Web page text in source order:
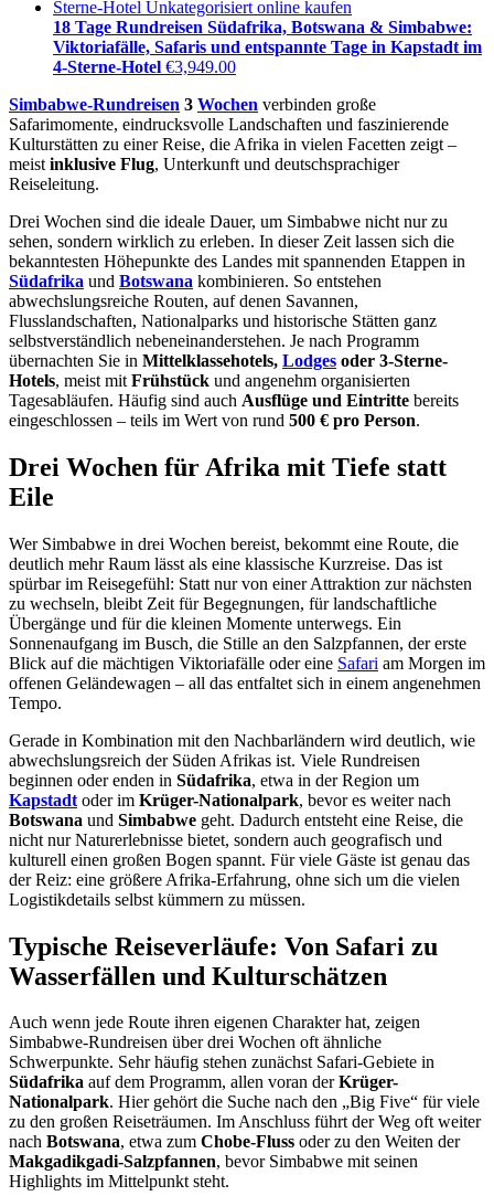
18 Tage Rundreisen Südafrika, Botswana & Simbabwe:
Viktoriafälle, Safaris und entspannte Tage in Kapstadt im
4-Sterne-Hotel €3,949.00
Simbabwe-Rundreisen 3 Wochen verbinden große
Safarimomente, eindrucksvolle Landschaften und faszinierende
Kulturstätten zu einer Reise, die Afrika in vielen Facetten zeigt –
meist inklusive Flug, Unterkunft und deutschsprachiger
Reiseleitung.
Drei Wochen sind die ideale Dauer, um Simbabwe nicht nur zu
sehen, sondern wirklich zu erleben. In dieser Zeit lassen sich die
bekanntesten Höhepunkte des Landes mit spannenden Etappen in
Südafrika und Botswana kombinieren. So entstehen
abwechslungsreiche Routen, auf denen Savannen,
Flusslandschaften, Nationalparks und historische Stätten ganz
selbstverständlich nebeneinanderstehen. Je nach Programm
übernachten Sie in Mittelklassehotels, Lodges oder 3-Sterne-
Hotels, meist mit Frühstück und angenehm organisierten
Tagesabläufen. Häufig sind auch Ausflüge und Eintritte bereits
eingeschlossen – teils im Wert von rund 500 € pro Person.
Drei Wochen für Afrika mit Tiefe statt
Eile
Wer Simbabwe in drei Wochen bereist, bekommt eine Route, die
deutlich mehr Raum lässt als eine klassische Kurzreise. Das ist
spürbar im Reisegefühl: Statt nur von einer Attraktion zur nächsten
zu wechseln, bleibt Zeit für Begegnungen, für landschaftliche
Übergänge und für die kleinen Momente unterwegs. Ein
Sonnenaufgang im Busch, die Stille an den Salzpfannen, der erste
Blick auf die mächtigen Viktoriafälle oder eine Safari am Morgen im
offenen Geländewagen – all das entfaltet sich in einem angenehmen
Tempo.
Gerade in Kombination mit den Nachbarländern wird deutlich, wie
abwechslungsreich der Süden Afrikas ist. Viele Rundreisen
beginnen oder enden in Südafrika, etwa in der Region um
Kapstadt oder im Krüger-Nationalpark, bevor es weiter nach
Botswana und Simbabwe geht. Dadurch entsteht eine Reise, die
nicht nur Naturerlebnisse bietet, sondern auch geografisch und
kulturell einen großen Bogen spannt. Für viele Gäste ist genau das
der Reiz: eine größere Afrika-Erfahrung, ohne sich um die vielen
Logistikdetails selbst kümmern zu müssen.
Typische Reiseverläufe: Von Safari zu
Wasserfällen und Kulturschätzen
Auch wenn jede Route ihren eigenen Charakter hat, zeigen
Simbabwe-Rundreisen über drei Wochen oft ähnliche
Schwerpunkte. Sehr häufig stehen zunächst Safari-Gebiete in
Südafrika auf dem Programm, allen voran derKrüger-
Nationalpark. Hier gehört die Suche nach den „Big Five“ für viele
zu den großen Reiseträumen. Im Anschluss führt der Weg oft weiter
nach Botswana, etwa zum Chobe-Fluss oder zu den Weiten der
Makgadikgadi-Salzpfannen, bevor Simbabwe mit seinen
Highlights im Mittelpunkt steht.